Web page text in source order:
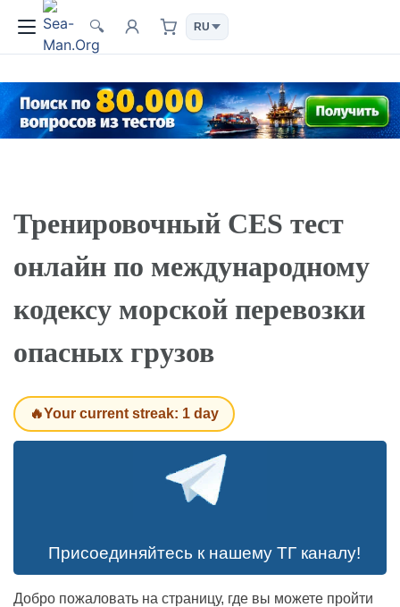
🔍
Тренировочный CES тест
онлайн по международному
кодексу морской перевозки
опасных грузов
🔥Your current streak: 1 day
Присоединяйтесь к нашему ТГ каналу!
Добро пожаловать на страницу, где вы можете пройти